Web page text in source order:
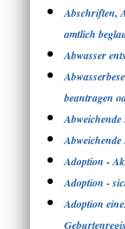
Abschriften,
amtlich
Abwasser
beantragen
Adoption -
Adoption -
Adoption